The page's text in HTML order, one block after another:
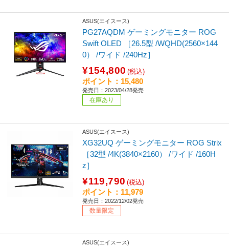
ASUS(エイスース)
PG27AQDM ゲーミングモニター ROG
Swift OLED ［26.5型 /WQHD(2560×144
0） /ワイド /240Hz］
¥154,800 (税込)
ポイント：15,480
発売日：2023/04/28発売
在庫あり
ASUS(エイスース)
XG32UQ ゲーミングモニター ROG Strix
［32型 /4K(3840×2160） /ワイド /160H
z］
¥119,790 (税込)
ポイント：11,979
発売日：2022/12/02発売
数量限定
ASUS(エイスース)